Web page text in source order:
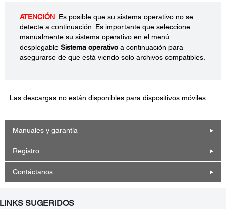
ATENCIÓN: Es posible que su sistema operativo no se
detecte a continuación. Es importante que seleccione
manualmente su sistema operativo en el menú
desplegable Sistema operativo a continuación para
asegurarse de que está viendo solo archivos compatibles.
Las descargas no están disponibles para dispositivos móviles.
Manuales y garantía
Registro
Contáctanos
LINKS SUGERIDOS